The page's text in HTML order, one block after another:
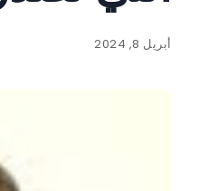
أبريل 8, 2024